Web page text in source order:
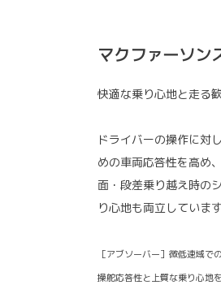
マクファーソン
快適な乗り心地と走る
ドライバーの操作に対
めの車両応答性を高め
面・段差乗り越え時の
り心地も両立しています
［アブソーバー］微低速域
操舵応答性と上質な乗り心地